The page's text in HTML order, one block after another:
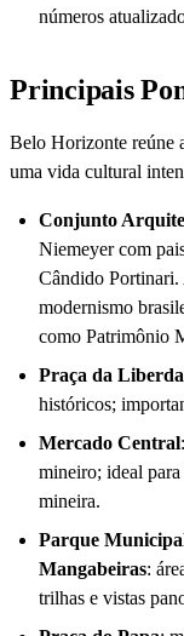
números
Principais
Belo Horizonte reúne
uma vida cultural
Conjunto
Niemeyer com
Cândido Portinari.
modernismo
como Patrimônio
Praça da
históricos;
Mercado Central
mineiro; ideal
mineira.
Parque
Mangabeiras:
trilhas e vistas